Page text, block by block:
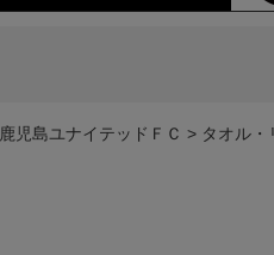
鹿児島ユナイテッドＦＣ タオル・